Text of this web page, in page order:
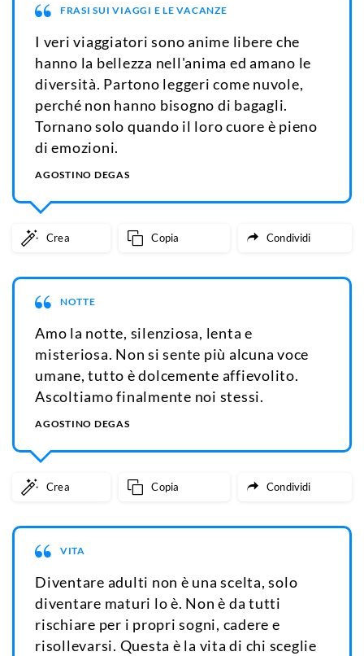
FRASI SUI VIAGGI E LE VACANZE
I veri viaggiatori sono anime libere che
hanno la bellezza nell'anima ed amano le
diversità. Partono leggeri come nuvole,
perché non hanno bisogno di bagagli.
Tornano solo quando il loro cuore è pieno
di emozioni.
AGOSTINO DEGAS
Crea Copia Condividi
NOTTE
Amo la notte, silenziosa, lenta e
misteriosa. Non si sente più alcuna voce
umane, tutto è dolcemente affievolito.
Ascoltiamo finalmente noi stessi.
AGOSTINO DEGAS
Crea Copia Condividi
VITA
Diventare adulti non è una scelta, solo
diventare maturi lo è. Non è da tutti
rischiare per i propri sogni, cadere e
risollevarsi. Questa è la vita di chi sceglie